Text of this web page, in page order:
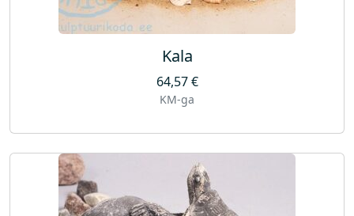
Kala
64,57€
KM-ga